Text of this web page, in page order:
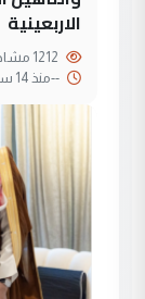
الاربعينية
--منذ 14 ساعة